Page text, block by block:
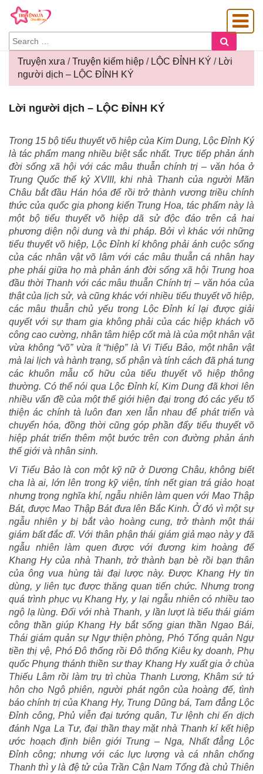
SEARCH
FOR:
Truyện xưa /Truyện kiếm hiệp / LỘC ĐỈNH KÝ / Lời
người dịch – LỘC ĐỈNH KÝ
Lời
người
–
LỘC
ĐỈNH
KÝ
Lời người dịch – LỘC ĐỈNH KÝ
Trong 15 bộ tiểu thuyết võ hiệp của Kim Dung, Lộc Đỉnh Ký
là tác phẩm mang nhiều biệt sắc nhất. Trực tiếp phản ánh
đời sống xã hội với các mâu thuẫn chính trị – văn hóa ở
Trung Quốc thế kỷ XVIII, khi nhà Thanh của người Mãn
Châu bắt đầu Hán hóa để rồi trở thành vương triều chính
thức của quốc gia phong kiến Trung Hoa, tác phẩm này là
một bộ tiểu thuyết võ hiệp dã sử độc đáo trên cả hai
phương diện nội dung và thi pháp. Bởi vì khác với những
tiểu thuyết võ hiệp, Lộc Đỉnh kí không phải ánh cuộc sống
của các nhân vật võ lâm với các mâu thuẫn cá nhân hay
phe phái giữa họ mà phản ánh đời sống xã hội Trung hoa
đầu thời Thanh với các mâu thuẫn Chính trị – văn hóa của
thật của lịch sử, và cũng khác với nhiều tiểu thuyết võ hiệp,
các mâu thuẫn chủ yếu trong Lộc Đỉnh kí lại được giải
quyết với sự tham gia không phải của các hiệp khách võ
công cao cường, nhân tâm hiệp cốt mà là của một nhân vật
vừa không “võ” vừa ít “hiệp” là Vi Tiểu Bảo, một nhân vật
mà lai lịch và hành trạng, số phận và tính cách đã phá tung
các khuôn mẫu cố hữu của tiểu thuyết võ hiệp thông
thường. Có thể nói qua Lộc Đỉnh kí, Kim Dung đã khơi lên
nhiều vấn đề của một thế giới hiện đại trong đó các yếu tố
thiện ác chính tà luôn đan xen lẫn nhau để phát triển và
chuyển hóa, đồng thời cũng góp phần đẩy tiểu thuyết võ
hiệp phát triển thêm một bước trên con đường phản ánh
thế giới và nhân sinh.
Vi Tiểu Bảo là con một kỹ nữ ở Dương Châu, không biết
cha là ai, lớn lên trong kỹ viện, tính nết gian trá giảo hoạt
nhưng trọng nghĩa khí, ngẫu nhiên làm quen với Mao Thập
Bát, được Mao Thập Bát đưa lên Bắc Kinh. Ở đó vì một sự
ngẫu nhiên y bị bắt vào hoàng cung, trở thành một thái
giám bất đắc dĩ. Với thân phận thái giám giả mạo này y đã
ngẫu nhiên làm quen được với đương kim hoàng đế
Khang Hy của nhà Thanh, trở thành bạn bè rồi bạn thân
của ông vua hùng tài đại lược này. Được Khang Hy tin
dùng, y liên tục được thăng quan tiến chức. Nhưng trong
quá trình phục vụ Khang Hy, y lại ngẫu nhiên có nhiều tao
ngộ lạ lùng. Đối với nhà Thanh, y lần lượt là tiểu thái giám
công thần giúp Khang Hy bắt sống gian thần Ngao Bái,
Thái giám quản sự Ngự thiện phòng, Phó Tổng quản Ngự
tiền thị vệ, Phó Đô thống rồi Đô thống Kiêu kỵ doanh, Phụ
quốc Phụng thánh thiền sư thay Khang Hy xuất gia ở chùa
Thiếu Lâm rồi làm trụ trì chùa Thanh Lương, Khâm sứ tứ
hôn cho Ngô phiên, người phát ngôn của hoàng đế, tình
báo chính trị của Khang Hy, Trung Dũng bá, Tam đẳng Lộc
Đỉnh công, Phủ viễn đại tướng quân, Tư lệnh chi ến dịch
đánh Nga La Tư, đại thần thay mặt nhà Thanh kí kết hiệp
ước hoạch định biên giới Trung – Nga, Nhất đẳng Lộc
Đỉnh công; nhưng với các lực lượng và cá nhân chống
Thanh thì y là đệ tử của Trần Cận Nam Tổng đà chủ Thiên